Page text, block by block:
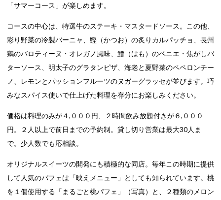
「サマーコース」が楽しめます。
コースの中心は、特選牛のステーキ・マスタードソース。この他、
彩り野菜の冷製バーニャ、鰹（かつお）の炙りカルパッチョ、長州
鶏のバロティーヌ・オレガノ風味、鱧（はも）のベニエ・焦がしバ
ターソース、明太子のグラタンピザ、海老と夏野菜のペペロンチー
ノ、レモンとパッションフルーツのヌガーグラッセが並びます。巧
みなスパイス使いで仕上げた料理を存分にお楽しみください。
価格は料理のみが４,０００円、２時間飲み放題付きが６,０００
円。２人以上で前日までの予約制。貸し切り営業は最大30人ま
で。少人数でも応相談。
オリジナルスイーツの開発にも積極的な同店。毎年この時期に提供
して人気のパフェは「映えメニュー」としても知られています。桃
を１個使用する「まるごと桃パフェ」（写真）と、２種類のメロン